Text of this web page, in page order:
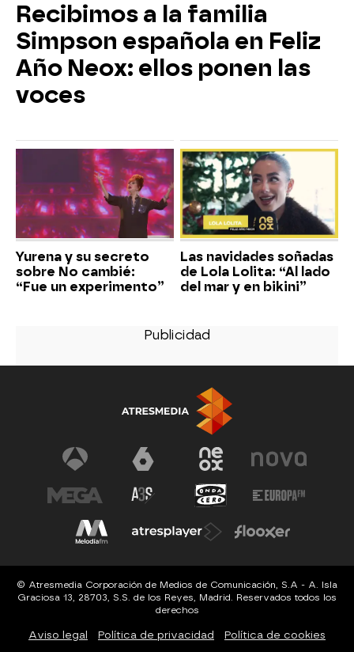
Recibimos a la familia
Simpson española en Feliz
Año Neox: ellos ponen las
voces
Yurena y su secreto
sobre No cambié:
“Fue un experimento”
Las navidades soñadas
de Lola Lolita: “Al lado
del mar y en bikini”
© Atresmedia Corporación de Medios de Comunicación, S.A - A. Isla
Graciosa 13, 28703, S.S. de los Reyes, Madrid. Reservados todos los
derechos
Aviso legal Política de privacidad Política de cookies